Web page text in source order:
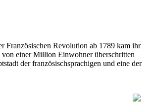
Französischen Revolution ab 1789 kam ihr
von einer Million Einwohner überschritten
der französischsprachigen und eine der